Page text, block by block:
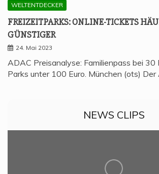
WELTENTDECKER
FREI­ZEIT­PARKS: ONLINE-TICKETS
GÜNSTIGER
24. Mai 2023
ADAC Preisanalyse: Familienpass bei 30
Parks unter 100 Euro. München (ots) Der
NEWS CLIPS